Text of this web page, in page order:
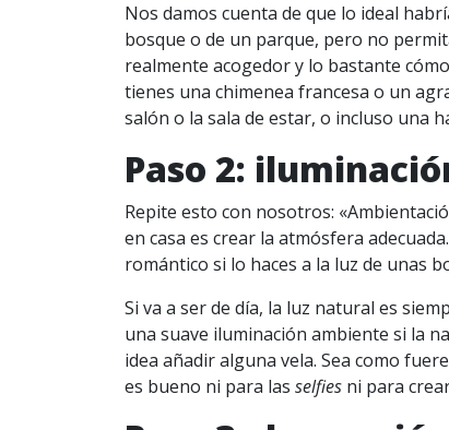
Nos damos cuenta de que lo ideal
bosque o de un parque, pero no
realmente acogedor y lo bastante
tienes una chimenea francesa o un
salón o la sala de estar, o incluso una
Paso 2:
Repite esto con nosotros:
en casa es crear la atmósfera
romántico si lo haces a la luz de unas
Si va a ser de día, la luz natural es
una suave iluminación ambiente si la
idea añadir alguna vela. Sea como
es bueno ni para las selfies ni para